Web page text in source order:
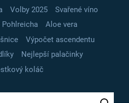
Volby 2025
Svařené víno
Pohlreicha
Aloe vera
Výpočet ascendentu
Nejlepší palačinky
koláč